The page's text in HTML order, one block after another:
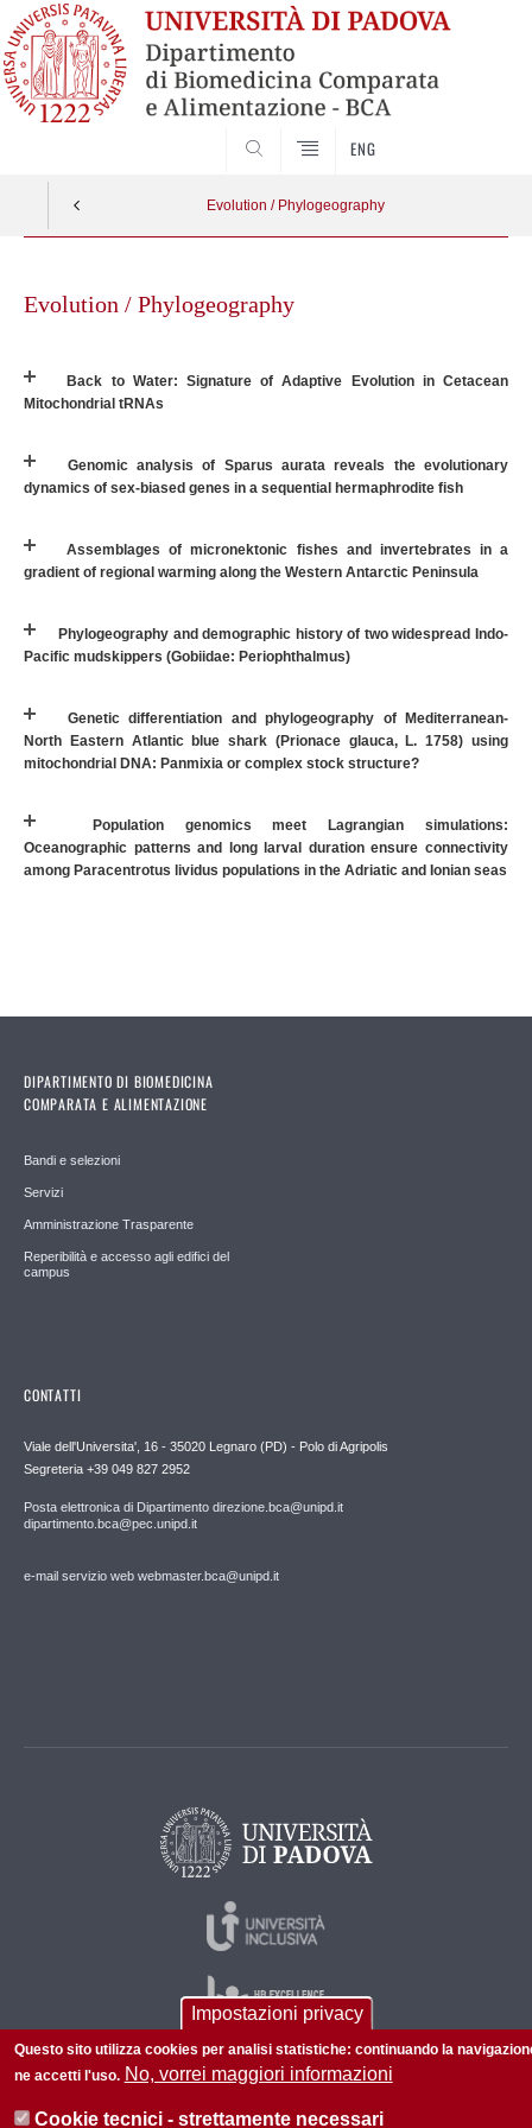
ENG
Evolution / Phylogeography
contenuto
Evolution / Phylogeography
Back to Water: Signature of Adaptive Evolution in Cetacean
Mitochondrial tRNAs
Genomic analysis of Sparus aurata reveals the evolutionary
dynamics of sex-biased genes in a sequential hermaphrodite fish
Assemblages of micronektonic fishes and invertebrates in a
gradient of regional warming along the Western Antarctic Peninsula
Phylogeography and demographic history of two widespread Indo-
Pacific mudskippers (Gobiidae: Periophthalmus)
Genetic differentiation and phylogeography of Mediterranean-
North Eastern Atlantic blue shark (Prionace glauca, L. 1758) using
mitochondrial DNA: Panmixia or complex stock structure?
Population genomics meet Lagrangian simulations:
Oceanographic patterns and long larval duration ensure connectivity
among Paracentrotus lividus populations in the Adriatic and Ionian seas
DIPARTIMENTO DI BIOMEDICINA
COMPARATA E ALIMENTAZIONE
Bandi e selezioni
Servizi
Amministrazione Trasparente
Reperibilità e accesso agli edifici del
campus
CONTATTI
Viale dell'Universita', 16 - 35020 Legnaro (PD) - Polo di Agripolis
Segreteria +39 049 827 2952
Posta elettronica di Dipartimento direzione.bca@unipd.it
dipartimento.bca@pec.unipd.it
e-mail servizio web webmaster.bca@unipd.it
Impostazioni privacy
Questo sito utilizza cookies per analisi statistiche: continuando la
ne accetti l'uso. No, vorrei maggiori informazioni
Cookie tecnici - strettamente necessari